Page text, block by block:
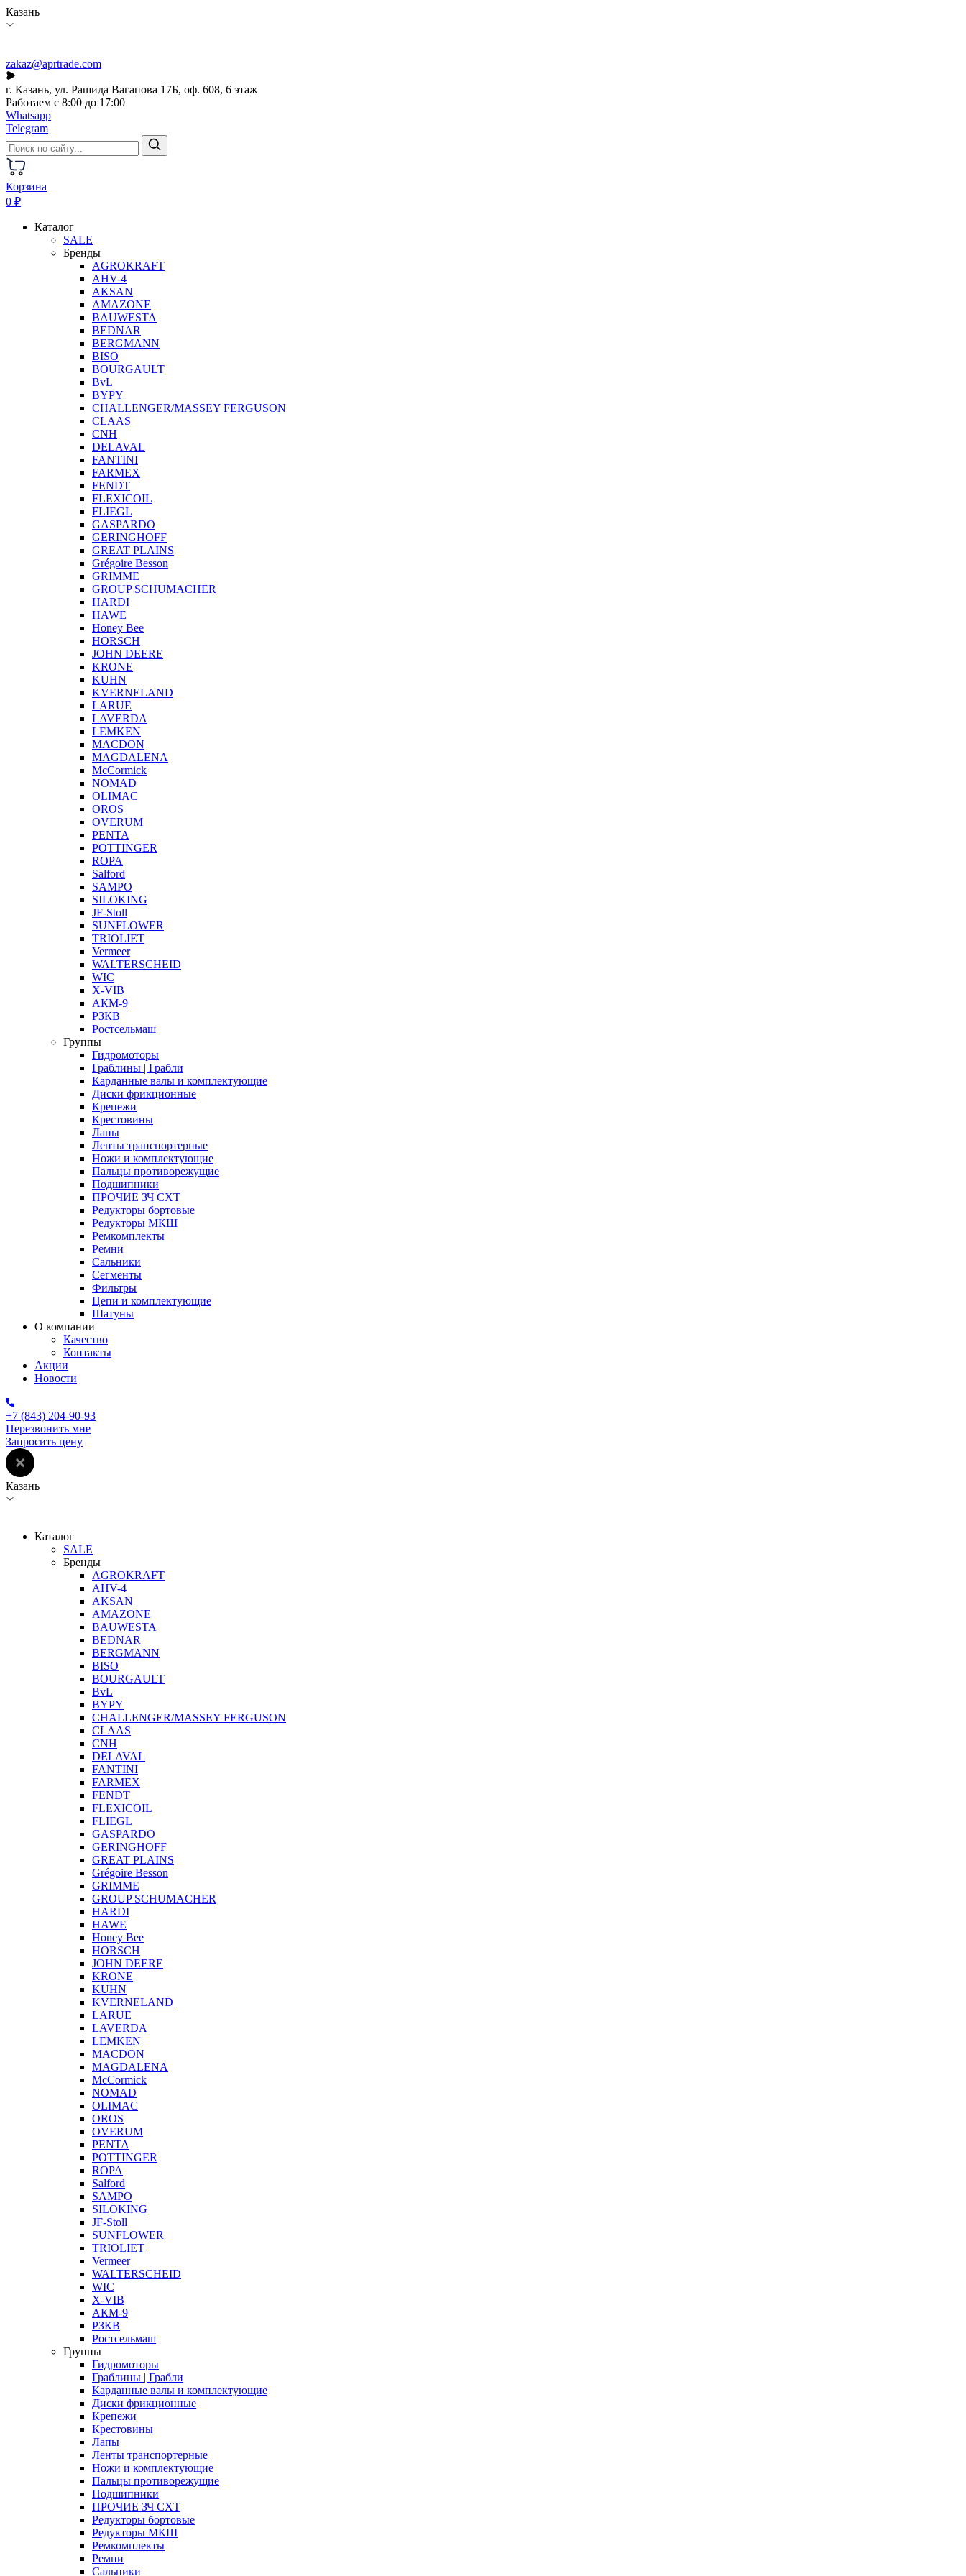
Казань
zakaz@aprtrade.com
г. Казань, ул. Рашида Вагапова 17Б, оф. 608, 6 этаж
Работаем с 8:00 до 17:00
Whatsapp
Telegram
Корзина
0 ₽
Каталог
SALE
Бренды
AGROKRAFT
AHV-4
AKSAN
AMAZONE
BAUWESTA
BEDNAR
BERGMANN
BISO
BOURGAULT
BvL
BYPY
CHALLENGER/MASSEY FERGUSON
CLAAS
CNH
DELAVAL
FANTINI
FARMEX
FENDT
FLEXICOIL
FLIEGL
GASPARDO
GERINGHOFF
GREAT PLAINS
Grégoire Besson
GRIMME
GROUP SCHUMACHER
HARDI
HAWE
Honey Bee
HORSCH
JOHN DEERE
KRONE
KUHN
KVERNELAND
LARUE
LAVERDA
LEMKEN
MACDON
MAGDALENA
McCormick
NOMAD
OLIMAC
OROS
OVERUM
PENTA
POTTINGER
ROPA
Salford
SAMPO
SILOKING
JF-Stoll
SUNFLOWER
TRIOLIET
Vermeer
WALTERSCHEID
WIC
X-VIB
АКМ-9
РЗКВ
Ростсельмаш
Группы
Гидромоторы
Граблины | Грабли
Карданные валы и комплектующие
Диски фрикционные
Крепежи
Крестовины
Лапы
Ленты транспортерные
Ножи и комплектующие
Пальцы противорежущие
Подшипники
ПРОЧИЕ ЗЧ СХТ
Редукторы бортовые
Редукторы МКШ
Ремкомплекты
Ремни
Сальники
Сегменты
Фильтры
Цепи и комплектующие
Шатуны
О компании
Качество
Контакты
Акции
Новости
+7 (843) 204-90-93
Перезвонить мне
Запросить цену
Казань
Каталог
SALE
Бренды
AGROKRAFT
AHV-4
AKSAN
AMAZONE
BAUWESTA
BEDNAR
BERGMANN
BISO
BOURGAULT
BvL
BYPY
CHALLENGER/MASSEY FERGUSON
CLAAS
CNH
DELAVAL
FANTINI
FARMEX
FENDT
FLEXICOIL
FLIEGL
GASPARDO
GERINGHOFF
GREAT PLAINS
Grégoire Besson
GRIMME
GROUP SCHUMACHER
HARDI
HAWE
Honey Bee
HORSCH
JOHN DEERE
KRONE
KUHN
KVERNELAND
LARUE
LAVERDA
LEMKEN
MACDON
MAGDALENA
McCormick
NOMAD
OLIMAC
OROS
OVERUM
PENTA
POTTINGER
ROPA
Salford
SAMPO
SILOKING
JF-Stoll
SUNFLOWER
TRIOLIET
Vermeer
WALTERSCHEID
WIC
X-VIB
АКМ-9
РЗКВ
Ростсельмаш
Группы
Гидромоторы
Граблины | Грабли
Карданные валы и комплектующие
Диски фрикционные
Крепежи
Крестовины
Лапы
Ленты транспортерные
Ножи и комплектующие
Пальцы противорежущие
Подшипники
ПРОЧИЕ ЗЧ СХТ
Редукторы бортовые
Редукторы МКШ
Ремкомплекты
Ремни
Сальники